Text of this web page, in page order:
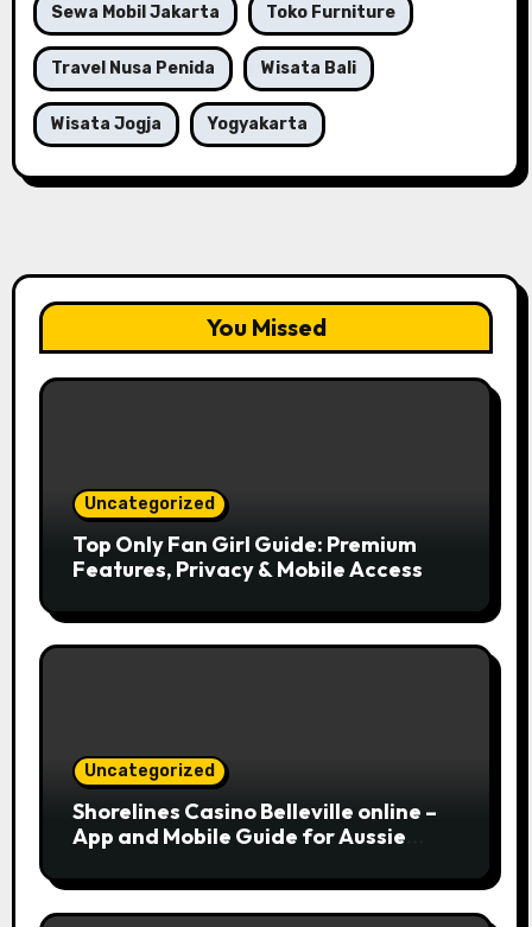
Sewa Mobil Jakarta Toko Furniture
Travel Nusa Penida Wisata Bali
Wisata Jogja Yogyakarta
You Missed
Uncategorized
Top Only Fan Girl Guide: Premium
Features, Privacy & Mobile Access
Uncategorized
Shorelines Casino Belleville online –
App and Mobile Guide for Aussie